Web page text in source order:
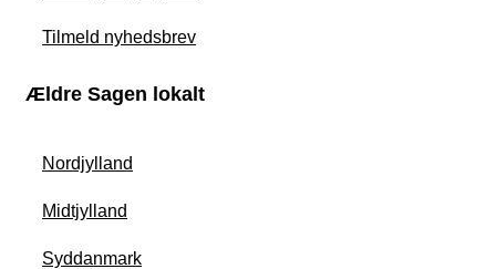
Tilmeld nyhedsbrev
Ældre Sagen lokalt
Nordjylland
Midtjylland
Syddanmark